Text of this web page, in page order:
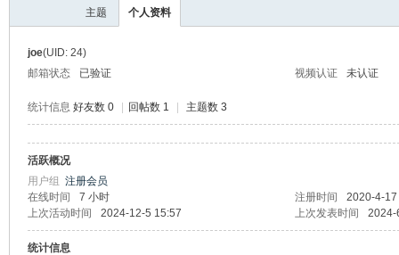
主题 个人资料
joe(UID: 24)
邮箱状态
已验证 视频认证 未认证
统计信息 好友数 0 回帖数 1 主题数 3
活跃概况
用户组 注册会员
在线时间
7 小时 注册时间
2020-4-
上次活动时间
2024-12-5 15:57 上次发表时间 2024-
统计信息